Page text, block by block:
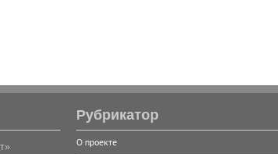
Рубрикатор
О проекте